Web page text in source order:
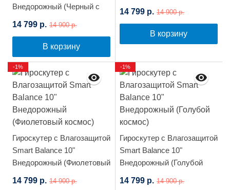
Внедорожный (Черный с
14 799 р. 14 900 р.
В корзину
14 799 р. 14 900 р.
В корзину
Гироскутер с Влагозащитой
Smart Balance 10"
Внедорожный (Фиолетовый
14 799 р. 14 900 р.
-1%
Гироскутер с Влагозащитой
Smart Balance 10"
Внедорожный (Голубой
14 799 р. 14 900 р.
-1%